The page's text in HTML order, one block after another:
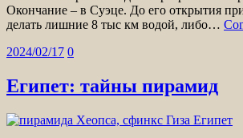
Окончание – в Суэце. До его открытия
делать лишние 8 тыс км водой, либо…
2024/02/17 0
Египет: тайны пирамид